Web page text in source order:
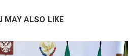
MAY ALSO LIKE